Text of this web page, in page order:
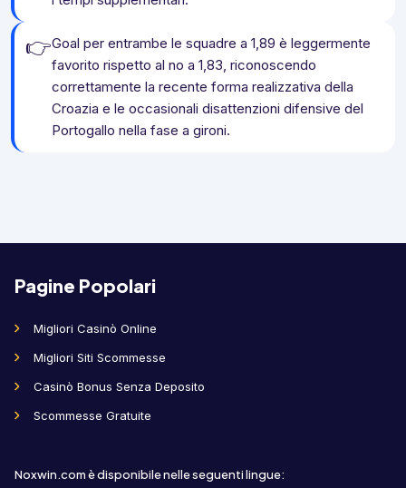
👉Goal per entrambe le squadre a 1,89 è leggermente
favorito rispetto al no a 1,83, riconoscendo
correttamente la recente forma realizzativa della
Croazia e le occasionali disattenzioni difensive del
Portogallo nella fase a gironi.
Pagine Popolari
Migliori Casinò Online
Migliori Siti Scommesse
Casinò Bonus Senza Deposito
Scommesse Gratuite
Noxwin.com è disponibile nelle seguenti lingue: